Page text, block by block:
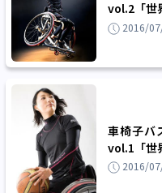
vol.2「世
2016/
車椅子バ
vol.1「世
2016/